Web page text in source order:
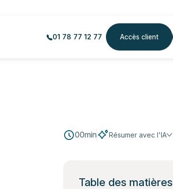
01 78 77 12 77 Accès client
00min Résumer avec l'IA
Table des matières